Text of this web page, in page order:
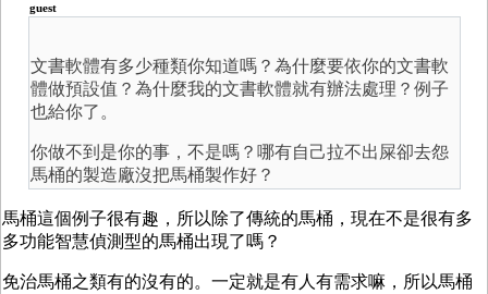
guest
文書軟體有多少種類你知道嗎？為什麼要依你的文書軟
體做預設值？為什麼我的文書軟體就有辦法處理？例子
也給你了。
你做不到是你的事，不是嗎？哪有自己拉不出屎卻去怨
馬桶的製造廠沒把馬桶製作好？
馬桶這個例子很有趣，所以除了傳統的馬桶，現在不是很有多
多功能智慧偵測型的馬桶出現了嗎？
免治馬桶之類有的沒有的。一定就是有人有需求嘛，所以馬桶